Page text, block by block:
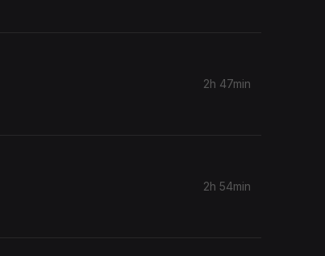
2h 47min
2h 54min